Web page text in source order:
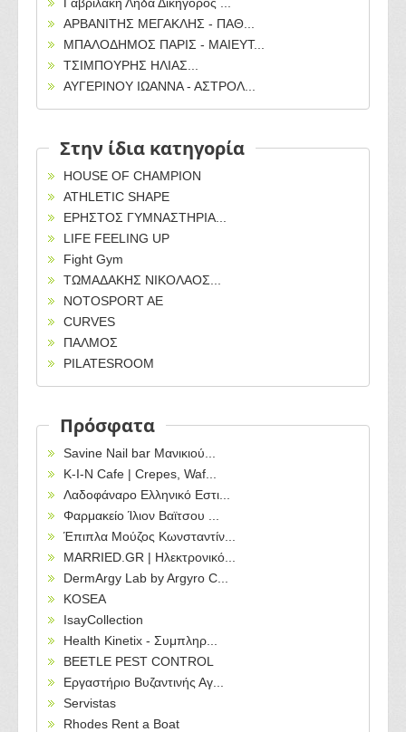
ΑΡΒΑΝΙΤΗΣ ΜΕΓΑΚΛΗΣ - ΠΑΘ...
ΜΠΑΛΟΔΗΜΟΣ ΠΑΡΙΣ - ΜΑΙΕΥΤ...
ΤΣΙΜΠΟΥΡΗΣ ΗΛΙΑΣ...
ΑΥΓΕΡΙΝΟΥ ΙΩΑΝΝΑ - ΑΣΤΡΟΛ...
Στην ίδια κατηγορία
HOUSE OF CHAMPION
ATHLETIC SHAPE
ΕΡΗΣΤΟΣ ΓΥΜΝΑΣΤΗΡΙΑ...
LIFE FEELING UP
Fight Gym
ΤΩΜΑΔΑΚΗΣ ΝΙΚΟΛΑΟΣ...
NOTOSPORT AE
CURVES
ΠΑΛΜΟΣ
PILATESROOM
Πρόσφατα
Savine Nail bar Μανικιού...
Κ-Ι-Ν Cafe | Crepes, Waf...
Λαδοφάναρο Ελληνικό Εστι...
Φαρμακείο Ίλιον Βαϊτσου ...
Έπιπλα Μούζος Κωνσταντίν...
MARRIED.GR | Ηλεκτρονικό...
DermArgy Lab by Argyro C...
KOSEA
IsayCollection
Health Kinetix - Συμπληρ...
BEETLE PEST CONTROL
Εργαστήριο Βυζαντινής Αγ...
Servistas
Rhodes Rent a Boat